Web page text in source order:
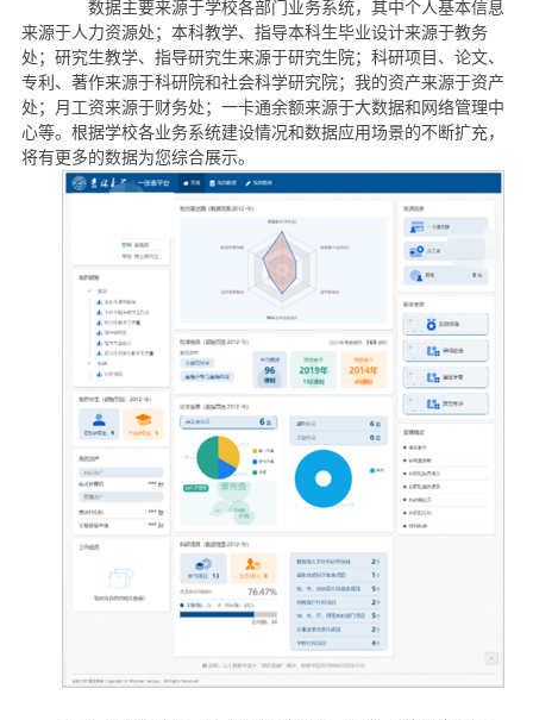
数据主要来源于学校各部门业务系统，其中个人基本信息
来源于人力资源处；本科教学、指导本科生毕业设计来源于教务
处；研究生教学、指导研究生来源于研究生院；科研项目、论文、
专利、著作来源于科研院和社会科学研究院；我的资产来源于资产
处；月工资来源于财务处；一卡通余额来源于大数据和网络管理中
心等。根据学校各业务系统建设情况和数据应用场景的不断扩充，
将有更多的数据为您综合展示。